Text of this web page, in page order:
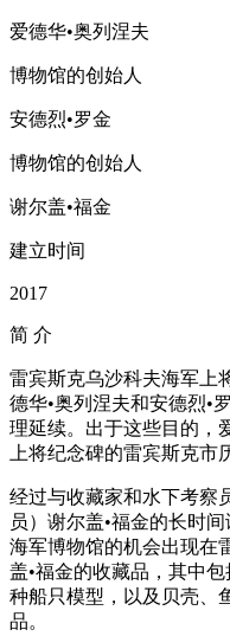
爱德华•奥列涅夫
博物馆的创始人
安德烈•罗金
博物馆的创始人
谢尔盖•福金
建立时间
2017
简 介
雷宾斯克乌沙科夫海军上
德华•奥列涅夫和安德烈•
理延续。出于这些目的，
上将纪念碑的雷宾斯克市
经过与收藏家和水下考察
员）谢尔盖•福金的长时
海军博物馆的机会出现在
盖•福金的收藏品，其中
种船只模型，以及贝壳、
品。